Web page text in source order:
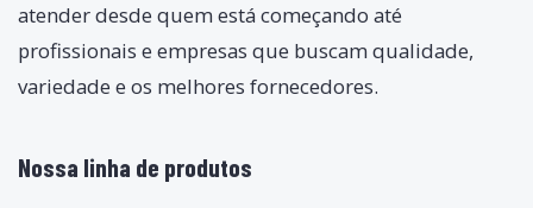
atender desde quem está começando até
profissionais e empresas que buscam qualidade,
variedade e os melhores fornecedores.
Nossa linha de produtos